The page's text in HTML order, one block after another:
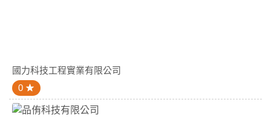
國力科技工程實業有限公司
0